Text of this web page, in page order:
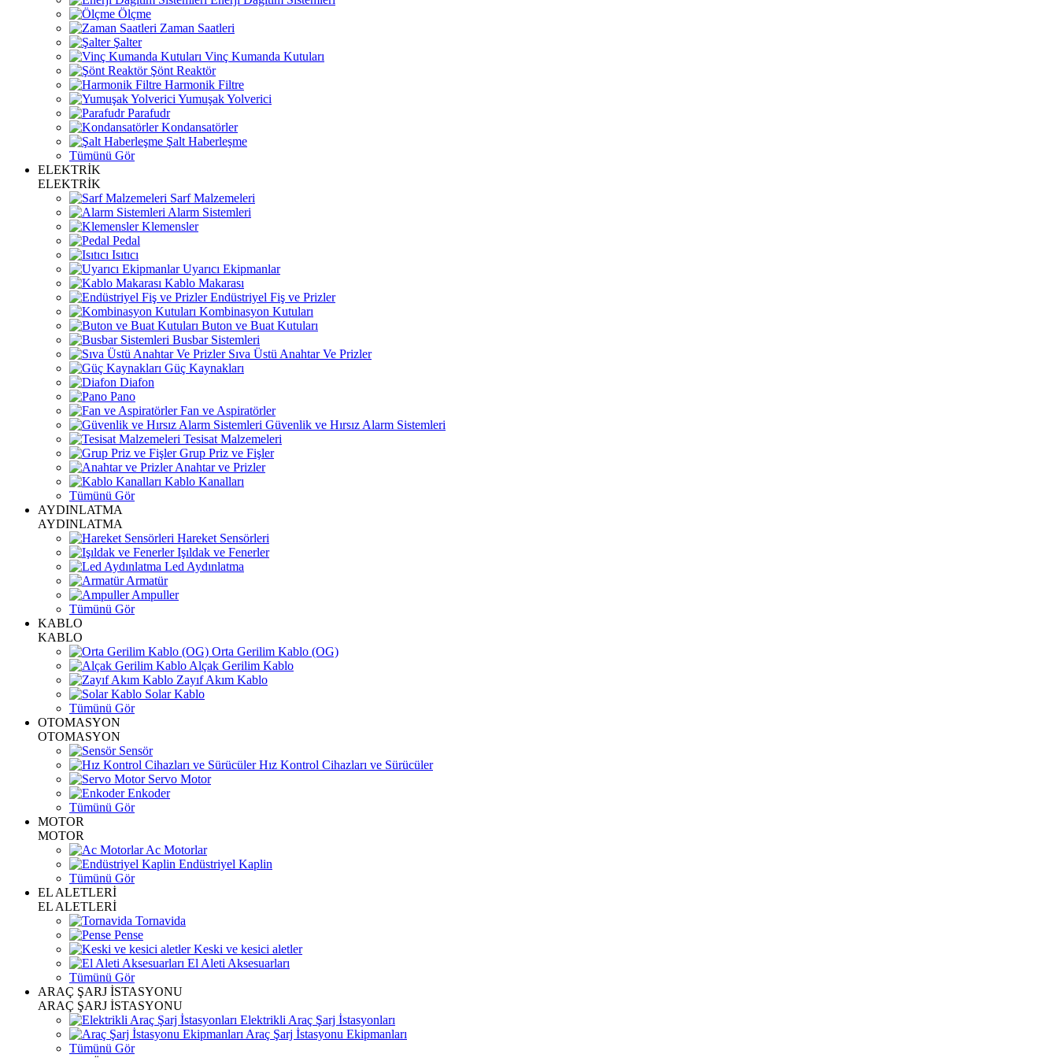
Ölçme
Zaman Saatleri
Şalter
Vinç Kumanda Kutuları
Şönt Reaktör
Harmonik Filtre
Yumuşak Yolverici
Parafudr
Kondansatörler
Şalt Haberleşme
Tümünü Gör
ELEKTRİK
ELEKTRİK
Sarf Malzemeleri
Alarm Sistemleri
Klemensler
Pedal
Isıtıcı
Uyarıcı Ekipmanlar
Kablo Makarası
Endüstriyel Fiş ve Prizler
Kombinasyon Kutuları
Buton ve Buat Kutuları
Busbar Sistemleri
Sıva Üstü Anahtar Ve Prizler
Güç Kaynakları
Diafon
Pano
Fan ve Aspiratörler
Güvenlik ve Hırsız Alarm Sistemleri
Tesisat Malzemeleri
Grup Priz ve Fişler
Anahtar ve Prizler
Kablo Kanalları
Tümünü Gör
AYDINLATMA
AYDINLATMA
Hareket Sensörleri
Işıldak ve Fenerler
Led Aydınlatma
Armatür
Ampuller
Tümünü Gör
KABLO
KABLO
Orta Gerilim Kablo (OG)
Alçak Gerilim Kablo
Zayıf Akım Kablo
Solar Kablo
Tümünü Gör
OTOMASYON
OTOMASYON
Sensör
Hız Kontrol Cihazları ve Sürücüler
Servo Motor
Enkoder
Tümünü Gör
MOTOR
MOTOR
Ac Motorlar
Endüstriyel Kaplin
Tümünü Gör
EL ALETLERİ
EL ALETLERİ
Tornavida
Pense
Keski ve kesici aletler
El Aleti Aksesuarları
Tümünü Gör
ARAÇ ŞARJ İSTASYONU
ARAÇ ŞARJ İSTASYONU
Elektrikli Araç Şarj İstasyonları
Araç Şarj İstasyonu Ekipmanları
Tümünü Gör